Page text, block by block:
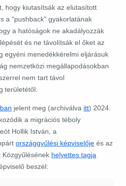
hogy kiutasítsák az elutasított
a "pushback" gyakorlatának
a hatóságok ne akadályozzák
és ne távolítsák el őket az
egyéni menedékkérelmi eljárásuk
nemzetközi megállapodásokban
nem tart távol
területétől.
jelent meg (archiválva itt) 2024.
a migrációs téboly
Hollik István, a
országgyűlési képviselője és az
Közgyűlésének helyettes tagja
beszél: